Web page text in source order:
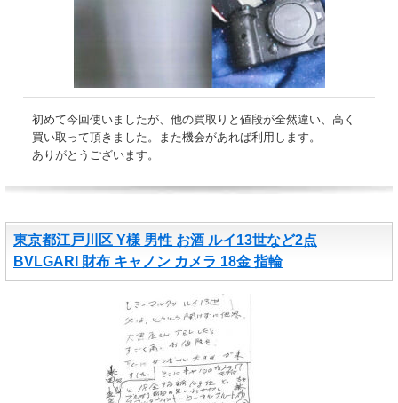
初めて今回使いましたが、他の買取りと値段が全然違い、高く
買い取って頂きました。また機会があれば利用します。
ありがとうございます。
東京都江戸川区 Y様 男性 お酒 ルイ13世など2点
BVLGARI 財布 キャノン カメラ 18金 指輪